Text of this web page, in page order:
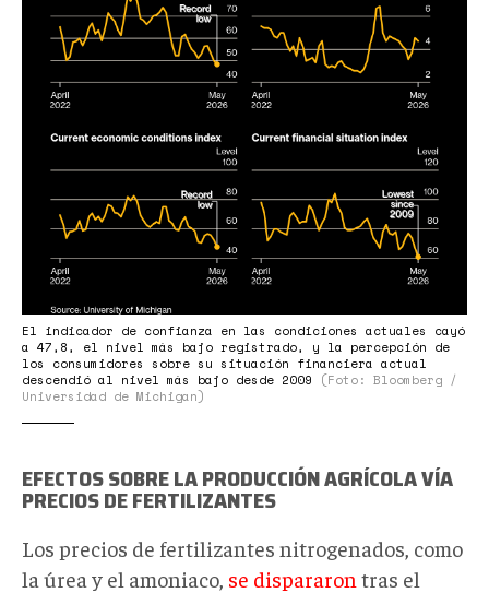
14-
18-
14
Inflation
Angst
Drives
US
Consumer
Sentiment
Index
to
a
Fresh
Record
Low
-
Bloomberg.png
El indicador de confianza en las condiciones actuales cayó
a 47,8, el nivel más bajo registrado, y la percepción de
los consumidores sobre su situación financiera actual
descendió al nivel más bajo desde 2009
(Foto: Bloomberg /
Universidad de Michigan)
EFECTOS SOBRE LA PRODUCCIÓN AGRÍCOLA VÍA
PRECIOS DE FERTILIZANTES
Los precios de fertilizantes nitrogenados, como
la úrea y el amoniaco, se dispararon tras el